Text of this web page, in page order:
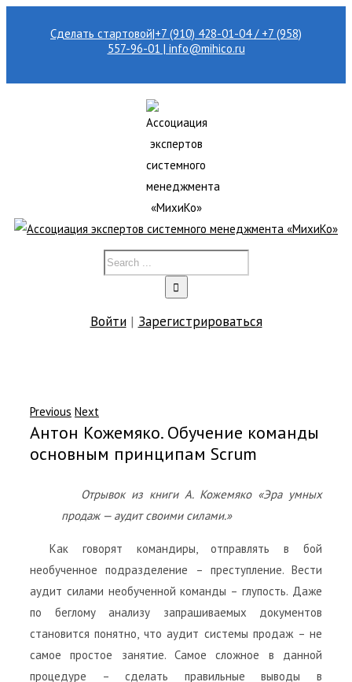
Сделать стартовой|+7 (910) 428-01-04 / +7 (958)
557-96-01 | info@mihico.ru
Войти| Зарегистрироваться
Previous Next
Антон Кожемяко. Обучение команды
основным принципам Scrum
Отрывок из книги А. Кожемяко «Эра умных
продаж — аудит своими силами.»
Как говорят командиры, отправлять в бой
необученное подразделение – преступление. Вести
аудит силами необученной команды – глупость. Даже
по беглому анализу запрашиваемых документов
становится понятно, что аудит системы продаж – не
самое простое занятие. Самое сложное в данной
процедуре – сделать правильные выводы в